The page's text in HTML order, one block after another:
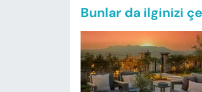
Bunlar da ilginizi